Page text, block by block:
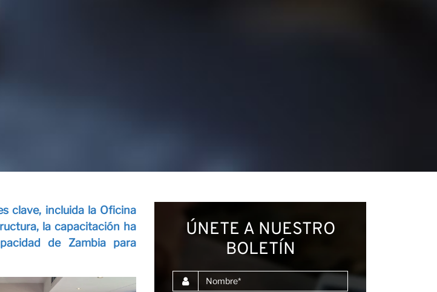
clave, incluida la Oficina
la capacitación ha
de Zambia para
ÚNETE A NUESTRO
BOLETÍN
Nombre